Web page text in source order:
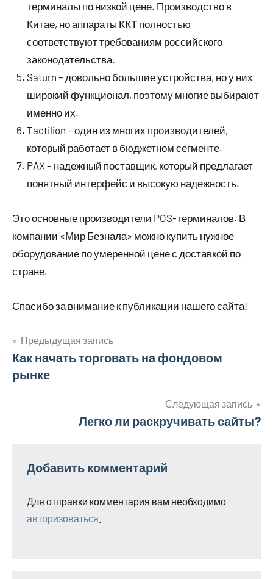
терминалы по низкой цене. Производство в
Китае, но аппараты ККТ полностью
соответствуют требованиям российского
законодательства.
Saturn – довольно большие устройства, но у них
широкий функционал, поэтому многие выбирают
именно их.
Tactilion – один из многих производителей,
который работает в бюджетном сегменте.
PAX – надежный поставщик, который предлагает
понятный интерфейс и высокую надежность.
Это основные производители POS-терминалов. В
компании «Мир Безнала» можно купить нужное
оборудование по умеренной цене с доставкой по
стране.
Спасибо за внимание к публикации нашего сайта!
Навигация
по
Предыдущая запись
Как начать торговать на фондовом
рынке
Следующая запись
Легко ли раскручивать сайты?
Добавить комментарий
Для отправки комментария вам необходимо
авторизоваться